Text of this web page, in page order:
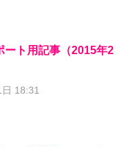
ート用記事（2015年2
18:31